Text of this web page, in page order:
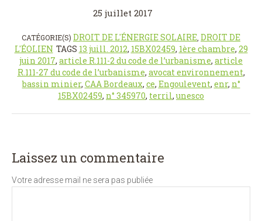
25 juillet 2017
CATÉGORIE(S) DROIT DE L'ÉNERGIE SOLAIRE DROIT DE
L'ÉOLIEN TAGS 13 juill. 2012, 15BX02459, 1ère chambre, 29
juin 2017, article R.111-2 du code de l’urbanisme, article
R.111-27 du code de l’urbanisme, avocat environnement,
bassin minier, CAA Bordeaux, ce, Engoulevent, enr, n°
15BX02459, n° 345970, terril, unesco
Laissez un commentaire
Votre adresse mail ne sera pas publiée